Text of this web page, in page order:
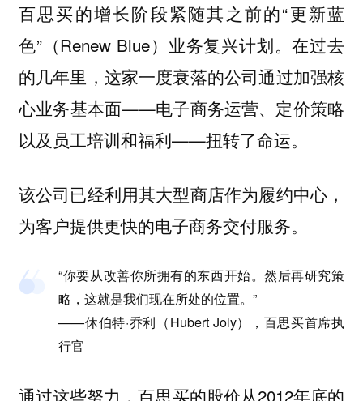
百思买的增长阶段紧随其之前的“更新蓝
色”（Renew Blue）业务复兴计划。在过去
的几年里，这家一度衰落的公司通过加强核
心业务基本面——电子商务运营、定价策略
以及员工培训和福利——扭转了命运。
该公司已经利用其大型商店作为履约中心，
为客户提供更快的电子商务交付服务。
“你要从改善你所拥有的东西开始。然后再研究策
略，这就是我们现在所处的位置。”
——休伯特·乔利（Hubert Joly），百思买首席执
行官
通过这些努力，百思买的股价从2012年底的